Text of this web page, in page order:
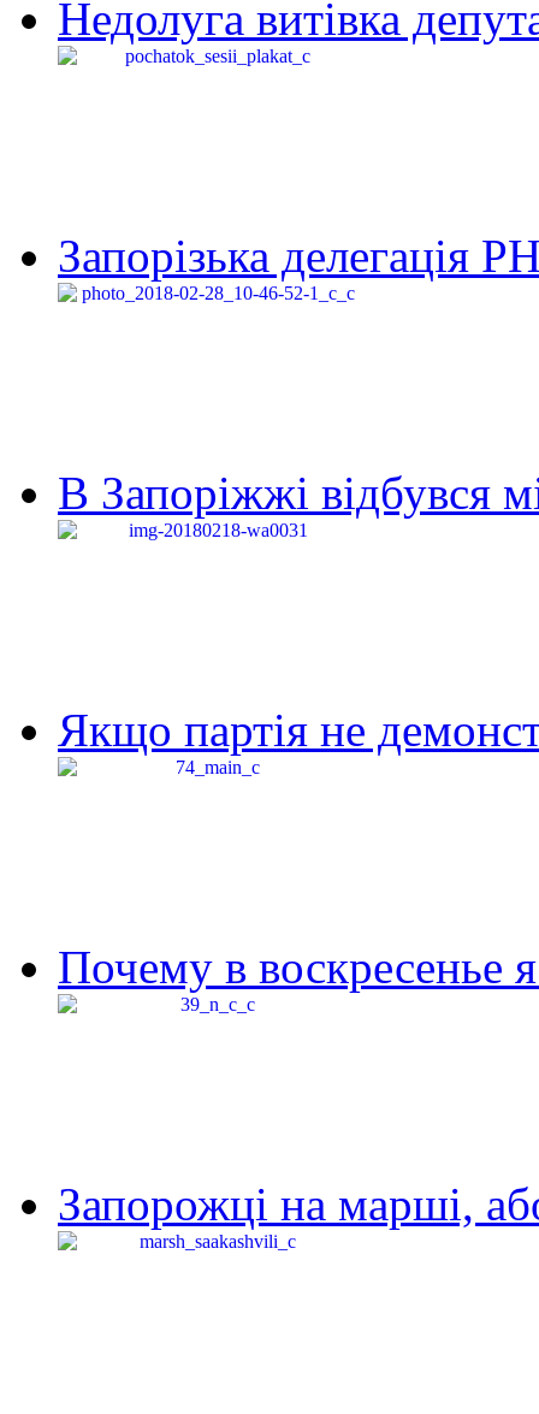
Недолуга витівка
Запорізька делегація
В Запоріжжі відбувся
Якщо партія не
Почему в воскресенье
Запорожці на марші,